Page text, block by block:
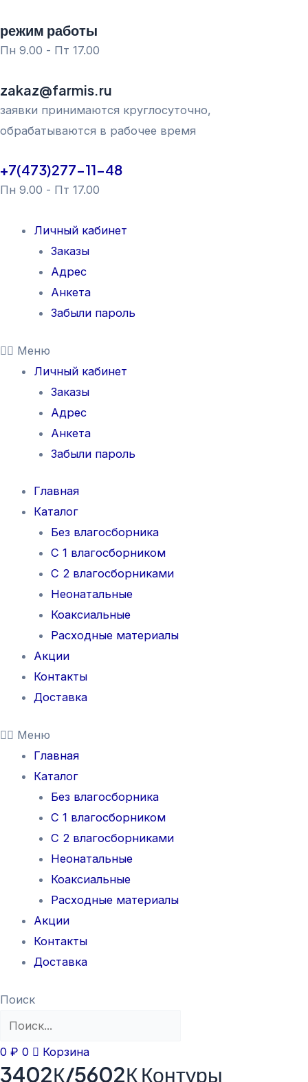
к
содержимому
режим работы
Пн 9.00 - Пт 17.00
zakaz@farmis.ru
заявки принимаются круглосуточно,
обрабатываются в рабочее время
+7(473)277-11-48
Пн 9.00 - Пт 17.00
Личный кабинет
Заказы
Адрес
Анкета
Забыли пароль
Меню
Личный кабинет
Заказы
Адрес
Анкета
Забыли пароль
Главная
Каталог
Без влагосборника
С 1 влагосборником
С 2 влагосборниками
Неонатальные
Коаксиальные
Расходные материалы
Акции
Контакты
Доставка
Меню
Главная
Каталог
Без влагосборника
С 1 влагосборником
С 2 влагосборниками
Неонатальные
Коаксиальные
Расходные материалы
Акции
Контакты
Доставка
Поиск
0 ₽ 0 Корзина
3402К/5602К Контуры